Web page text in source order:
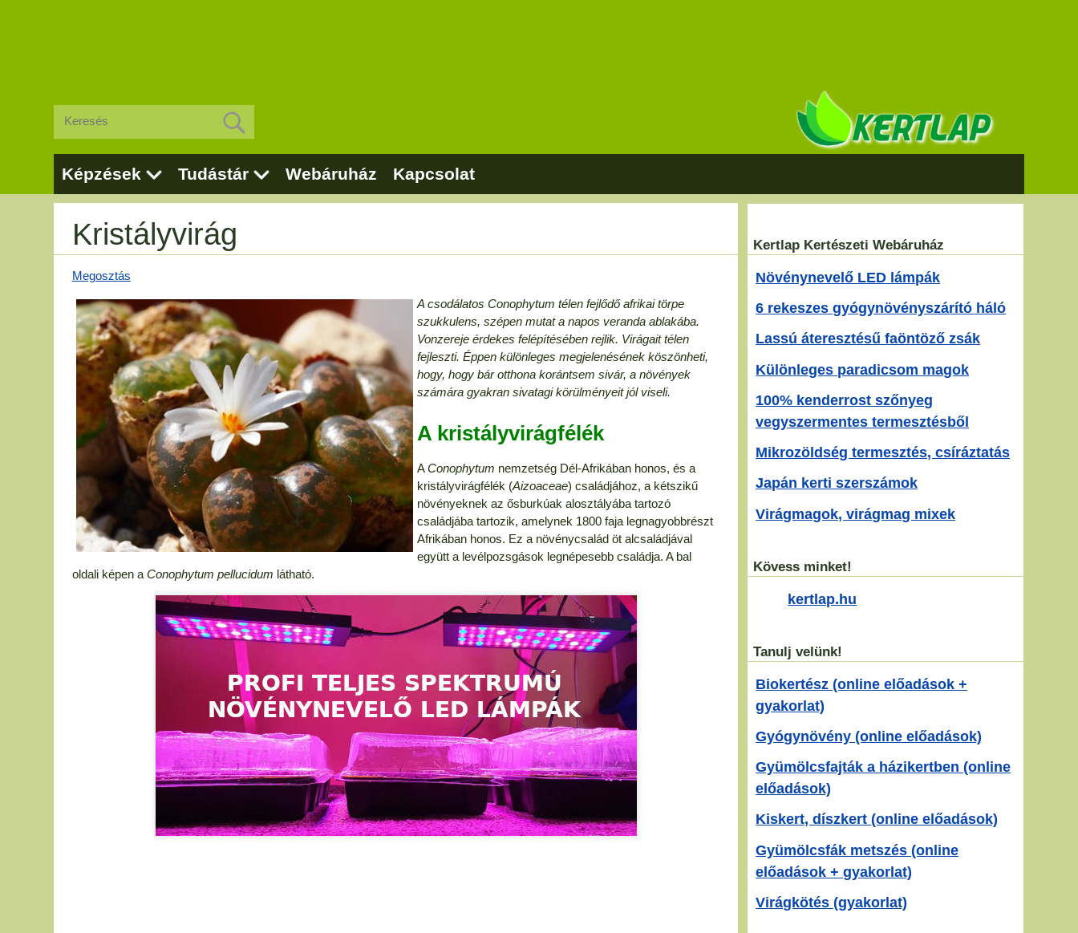
Képzések Tudástár Webáruház Kapcsolat
Kristályvirág
Megosztás
A csodálatos Conophytum télen fejlődő afrikai törpe
szukkulens, szépen mutat a napos veranda ablakába.
Vonzereje érdekes felépítésében rejlik. Virágait télen
fejleszti. Éppen különleges megjelenésének köszönheti,
hogy, hogy bár otthona korántsem sivár, a növények
számára gyakran sivatagi körülményeit jól viseli.
A kristályvirágfélék
AConophytum nemzetség Dél-Afrikában honos, és a
kristályvirágfélék (Aizoaceae) családjához, a kétszikű
növényeknek az ősburkúak alosztályába tartozó
családjába tartozik, amelynek 1800 faja legnagyobbrészt
Afrikában honos. Ez a növénycsalád öt alcsaládjával
együtt a levélpozsgások legnépesebb családja. A bal
oldali képen a Conophytum pellucidum látható.
Kertlap Kertészeti Webáruház
Növénynevelő LED lámpák
6 rekeszes gyógynövényszárító háló
Lassú áteresztésű faöntöző zsák
Különleges paradicsom magok
100% kenderrost szőnyeg
vegyszermentes termesztésből
Mikrozöldség termesztés, csíráztatás
Japán kerti szerszámok
Virágmagok, virágmag mixek
Kövess minket!
kertlap.hu
Tanulj velünk!
Biokertész (online előadások +
gyakorlat)
Gyógynövény (online előadások)
Gyümölcsfajták a házikertben (online
előadások)
Kiskert, díszkert (online előadások)
Gyümölcsfák metszés (online
előadások + gyakorlat)
Virágkötés (gyakorlat)